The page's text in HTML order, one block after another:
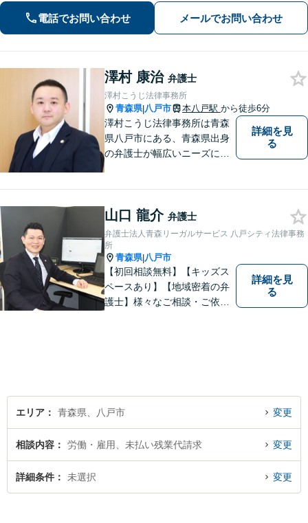
い」【秘密厳守】【休日・夜間相談あ
り】
電話でお問い合わせ メールでお問い合わせ
澤村 康治 弁護士
澤村こうじ法律事務所
青森県|八戸市 本八戸駅 から徒歩6分
澤村こうじ法律事務所は青森
県八戸市にある、青森県出身
の弁護士が幅広いニーズにお
詳細を見
る
山口 龍介 弁護士
弁護士法人青森リーガルサービス 八戸シティ法律事務
所
青森県|八戸市
【初回相談無料】【キッズス
ペースあり】【地域密着の弁
護士】様々なご相談・ご依頼
詳細を見
る
エリア 青森県、八戸市 変更
相談内容 労働・雇用、未払い残業代請求 変更
詳細条件 未選択 変更